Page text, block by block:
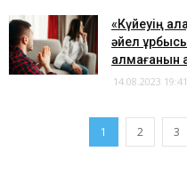
​«Күйеуің
әйел
алмағанын
14.08.2023 19:41
1 2 3